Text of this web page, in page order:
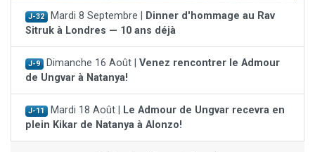
J-32 Mardi 8 Septembre |
Dinner d'hommage au Rav
Sitruk à Londres — 10 ans déjà
J-9 Dimanche 16 Août | Venez rencontrer le Admour
de Ungvar à Natanya!
J-11 Mardi 18 Août |
Le Admour de Ungvar recevra en
plein Kikar de Natanya à Alonzo!